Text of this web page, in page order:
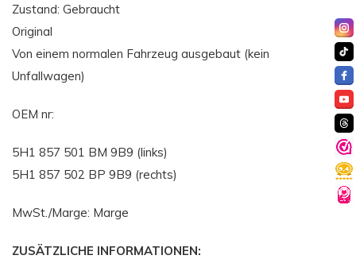
Zustand: Gebraucht
Original
Von einem normalen Fahrzeug ausgebaut (kein
Unfallwagen)
OEM nr:
5H1 857 501 BM 9B9 (links)
5H1 857 502 BP 9B9 (rechts)
MwSt./Marge: Marge
ZUSÄTZLICHE INFORMATIONEN: